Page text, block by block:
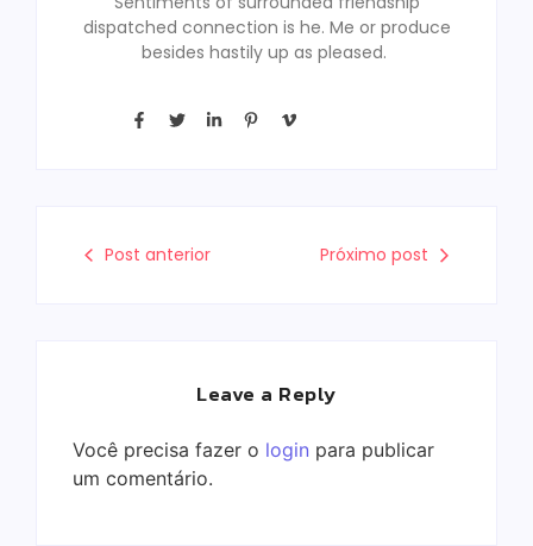
dispatched connection is he. Me or produce
besides hastily up as pleased.
Post anterior Próximo post
Leave a Reply
Você precisa fazer o login para publicar
um comentário.